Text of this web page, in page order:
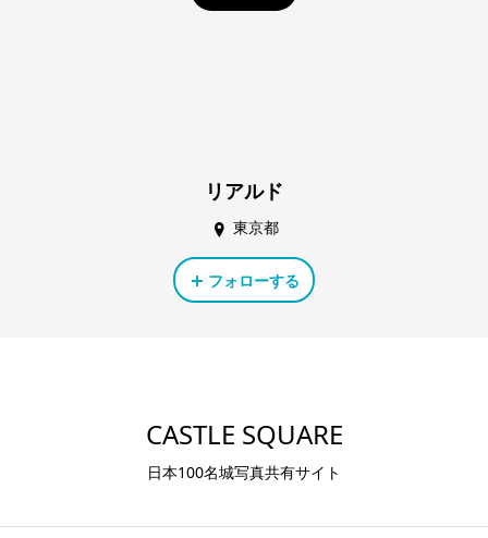
リアルド
東京都
フォローする
CASTLE SQUARE
日本100名城写真共有サイト